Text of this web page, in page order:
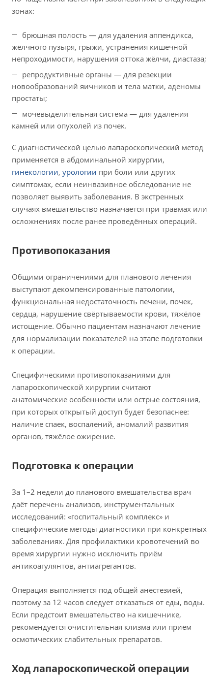
зонах:
брюшная полость — для удаления аппендикса,
жёлчного пузыря, грыжи, устранения кишечной
непроходимости, нарушения оттока жёлчи, диастаза;
репродуктивные органы — для резекции
новообразований яичников и тела матки, аденомы
простаты;
мочевыделительная система — для удаления
камней или опухолей из почек.
С диагностической целью лапароскопический метод
применяется в абдоминальной хирургии,
гинекологии, урологии при боли или других
симптомах, если неинвазивное обследование не
позволяет выявить заболевания. В экстренных
случаях вмешательство назначается при травмах или
осложнениях после ранее проведённых операций.
Противопоказания
Общими ограничениями для планового лечения
выступают декомпенсированные патологии,
функциональная недостаточность печени, почек,
сердца, нарушение свёртываемости крови, тяжёлое
истощение. Обычно пациентам назначают лечение
для нормализации показателей на этапе подготовки
к операции.
Специфическими противопоказаниями для
лапароскопической хирургии считают
анатомические особенности или острые состояния,
при которых открытый доступ будет безопаснее:
наличие спаек, воспалений, аномалий развития
органов, тяжёлое ожирение.
Подготовка к операции
За 1–2 недели до планового вмешательства врач
даёт перечень анализов, инструментальных
исследований: «госпитальный комплекс» и
специфические методы диагностики при конкретных
заболеваниях. Для профилактики кровотечений во
время хирургии нужно исключить приём
антикоагулянтов, антиагрегантов.
Операция выполняется под общей анестезией,
поэтому за 12 часов следует отказаться от еды, воды.
Если предстоит вмешательство на кишечнике,
рекомендуется очистительная клизма или приём
осмотических слабительных препаратов.
Ход лапароскопической операции